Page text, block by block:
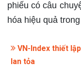
phiếu có câu
hóa hiệu quả
VN-Index thiết
lan tỏa